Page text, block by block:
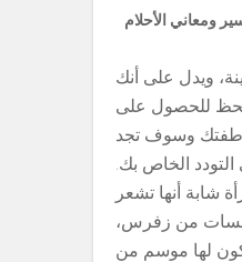
ومعاني الأحلام
ويدل على أنك
للحصول على
وسوف تجد
الخاص بك.
شابة أنها تشعر
من زفرس،
لها موسم من